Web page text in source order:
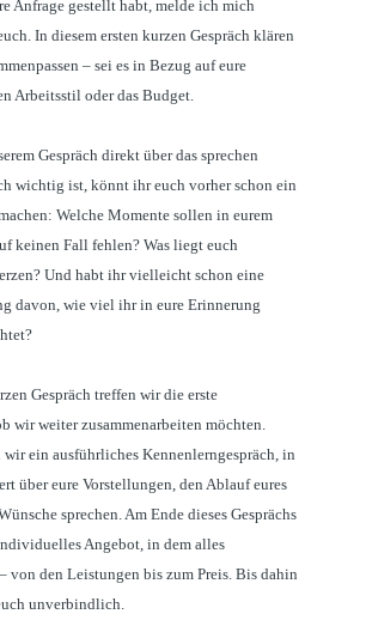
Anfrage gestellt habt, melde ich mich
In diesem ersten kurzen Gespräch klären
– sei es in Bezug auf eure
Arbeitsstil oder das Budget.
Gespräch direkt über das sprechen
wichtig ist, könnt ihr euch vorher schon ein
Welche Momente sollen in eurem
keinen Fall fehlen? Was liegt euch
Und habt ihr vielleicht schon eine
davon, wie viel ihr in eure Erinnerung
Gespräch treffen wir die erste
wir weiter zusammenarbeiten möchten.
wir ein ausführliches Kennenlerngespräch, in
über eure Vorstellungen, den Ablauf eures
sprechen. Am Ende dieses Gesprächs
Angebot, in dem alles
von den Leistungen bis zum Preis. Bis dahin
unverbindlich.